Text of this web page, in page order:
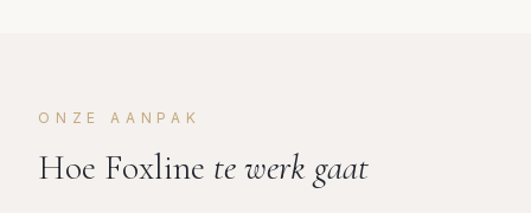
ONZE AANPAK
Hoe Foxline te werk gaat